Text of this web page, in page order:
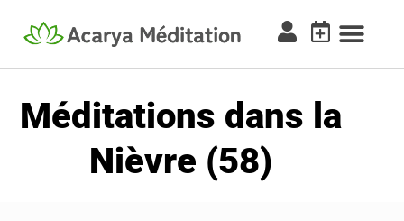
Méditations dans la
Nièvre (58)